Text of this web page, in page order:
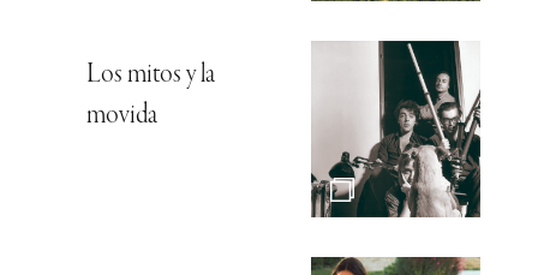
Los mitos y la
movida